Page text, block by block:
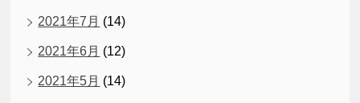
2021年7月 (14)
2021年6月 (12)
2021年5月 (14)